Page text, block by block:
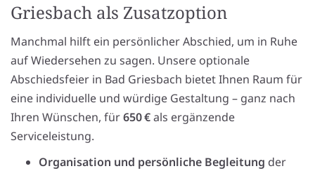
Griesbach als Zusatzoption
Manchmal hilft ein persönlicher Abschied, um in Ruhe
auf Wiedersehen zu sagen. Unsere optionale
Abschiedsfeier in Bad Griesbach bietet Ihnen Raum für
eine individuelle und würdige Gestaltung – ganz nach
Ihren Wünschen, für650 €als ergänzende
Serviceleistung.
Organisation und persönliche Begleitung der